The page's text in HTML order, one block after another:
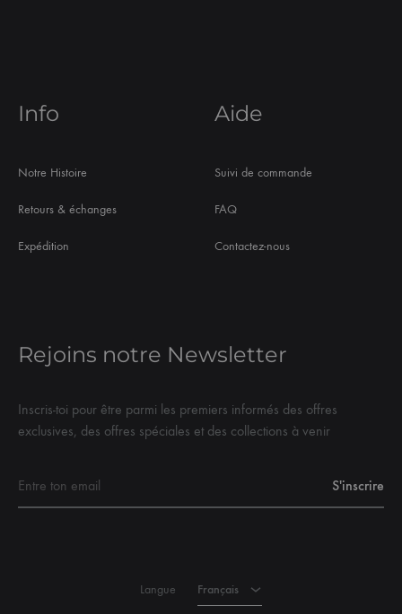
Info
Notre Histoire
Retours & échanges
Expédition
Aide
Suivi de commande
FAQ
Contactez-nous
Rejoins notre Newsletter
Inscris-toi pour être parmi les premiers informés des offres
exclusives, des offres spéciales et des collections à venir
Langue Français